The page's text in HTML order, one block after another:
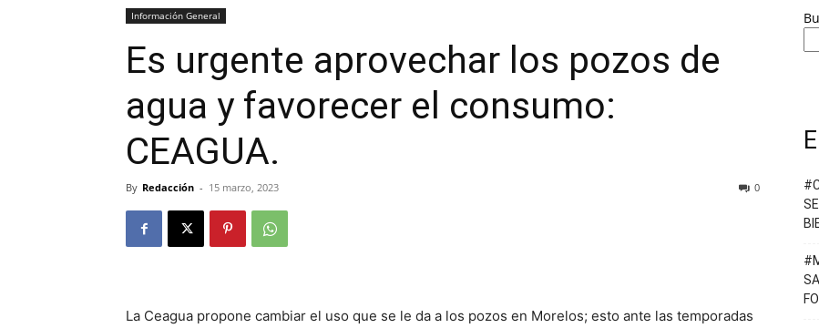
Información General
Es urgente aprovechar los pozos de
agua y favorecer el consumo:
CEAGUA.
By Redacción - 15 marzo, 2023 0
La Ceagua propone cambiar el uso que se le da a los pozos en Morelos; esto ante las temporadas